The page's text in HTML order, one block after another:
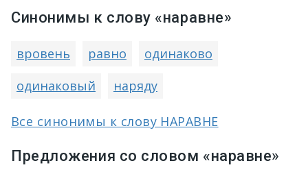
Синонимы к слову «наравне»
вровень равно
одинаково
одинаковый
наряду
Все синонимы к слову НАРАВНЕ
Предложения со словом «наравне»